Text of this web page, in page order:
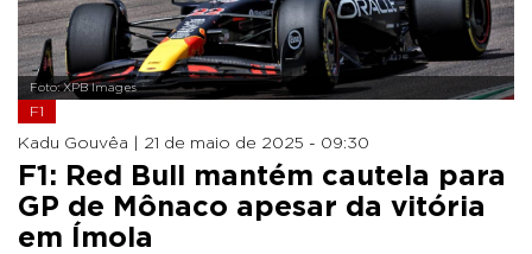
Foto: XPB Images
F1
Kadu Gouvêa | 21 de maio de 2025 - 09:30
F1: Red Bull mantém cautela para
GP de Mônaco apesar da vitória
em Ímola